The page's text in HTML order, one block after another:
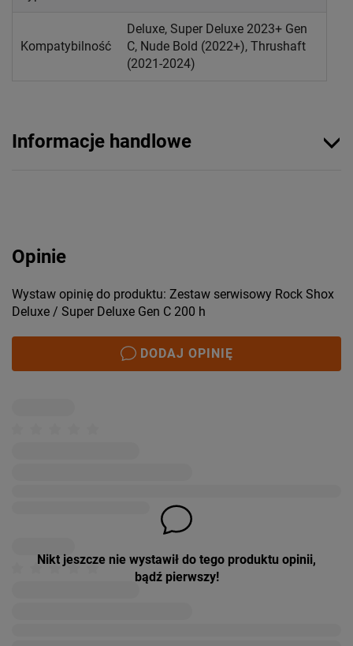
Kompatybilność
Deluxe, Super Deluxe 2023+ Gen
C, Nude Bold (2022+), Thrushaft
(2021-2024)
Informacje handlowe
Opinie
Wystaw opinię do produktu: Zestaw serwisowy Rock Shox
Deluxe / Super Deluxe Gen C 200 h
DODAJ OPINIĘ
Nikt jeszcze nie wystawił do tego produktu opinii,
bądź pierwszy!